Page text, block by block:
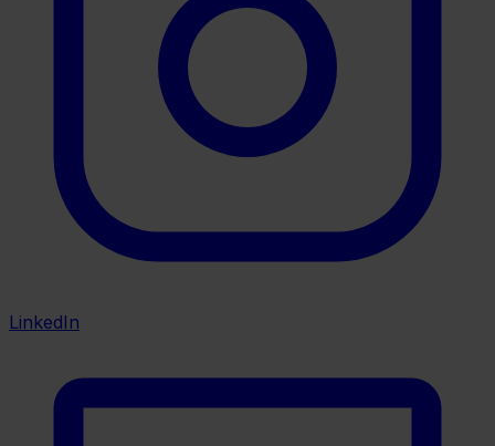
LinkedIn